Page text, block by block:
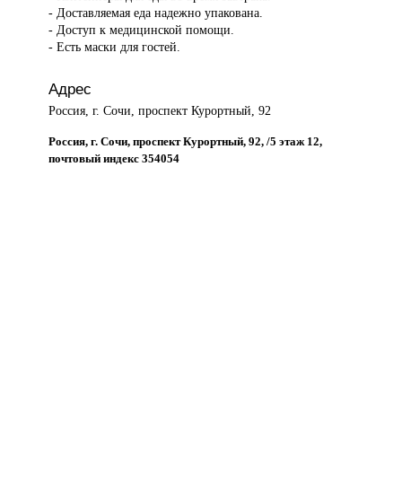
- Доставляемая еда надежно упакована.
- Доступ к медицинской помощи.
- Есть маски для гостей.
Адрес
Россия, г. Сочи, проспект Курортный, 92
Россия, г. Сочи, проспект Курортный, 92, /5 этаж 12,
почтовый индекс 354054